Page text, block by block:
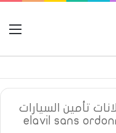
تأمين السيارات
elavil sans